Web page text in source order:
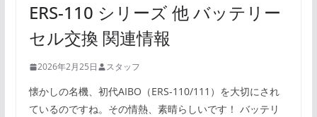
ERS-110 シリーズ 他 バッテリー
セル交換 関連情報
2026年2月25日 スタッフ
懐かしの名機、初代AIBO（ERS-110/111）を大切にされ
ているのですね。その情熱、素晴らしいです！ バッテリ